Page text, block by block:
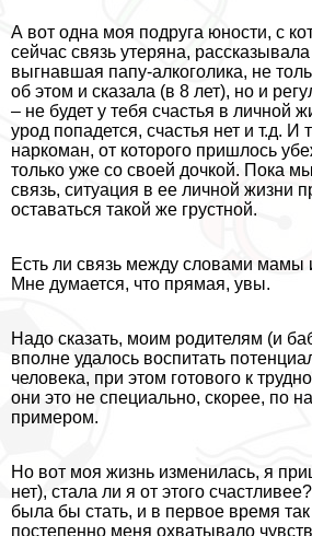
А вот одна моя подруга юности, с
сейчас связь утеряна,
выгнавшая папу-алкоголика, не
об этом и сказала (в 8 лет), но и
– не будет у тебя счастья в личной
уpoд попадется, счастья нет и т.д. И
наркоман, от которого пришлось
только уже со своей дочкой. Пока
связь, ситуация в ее личной жизни
оставаться такой же грустной.
Есть ли связь между словами мамы
Мне думается, что прямая, увы.
Надо сказать, моим родителям (и
вполне удалось воспитать
человека, при этом готового к
они это не специально, скорее, по
примером.
Но вот моя жизнь изменилась, я
нет), стала ли я от этого
была бы стать, и в первое время
постепенно меня охватывало